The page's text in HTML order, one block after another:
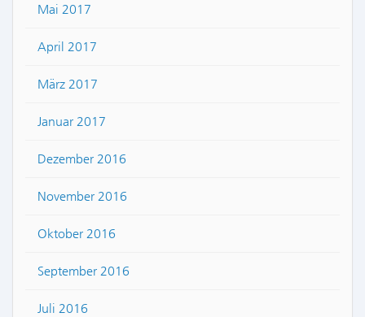
Mai 2017
April 2017
März 2017
Januar 2017
Dezember 2016
November 2016
Oktober 2016
September 2016
Juli 2016